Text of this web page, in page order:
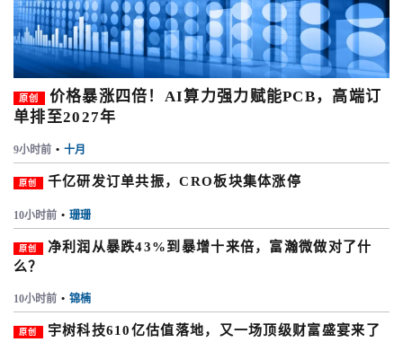
原创
价格暴涨四倍！AI算力强力赋能PCB，高端订
单排至2027年
9小时前 • 十月
原创 千亿研发订单共振，CRO板块集体涨停
10小时前 • 珊珊
原创
净利润从暴跌43%到暴增十来倍，富瀚微做对了什
么？
10小时前 • 锦楠
原创 宇树科技610亿估值落地，又一场顶级财富盛宴来了